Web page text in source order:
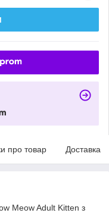
про товар Доставка
Meow Adult Kitten з